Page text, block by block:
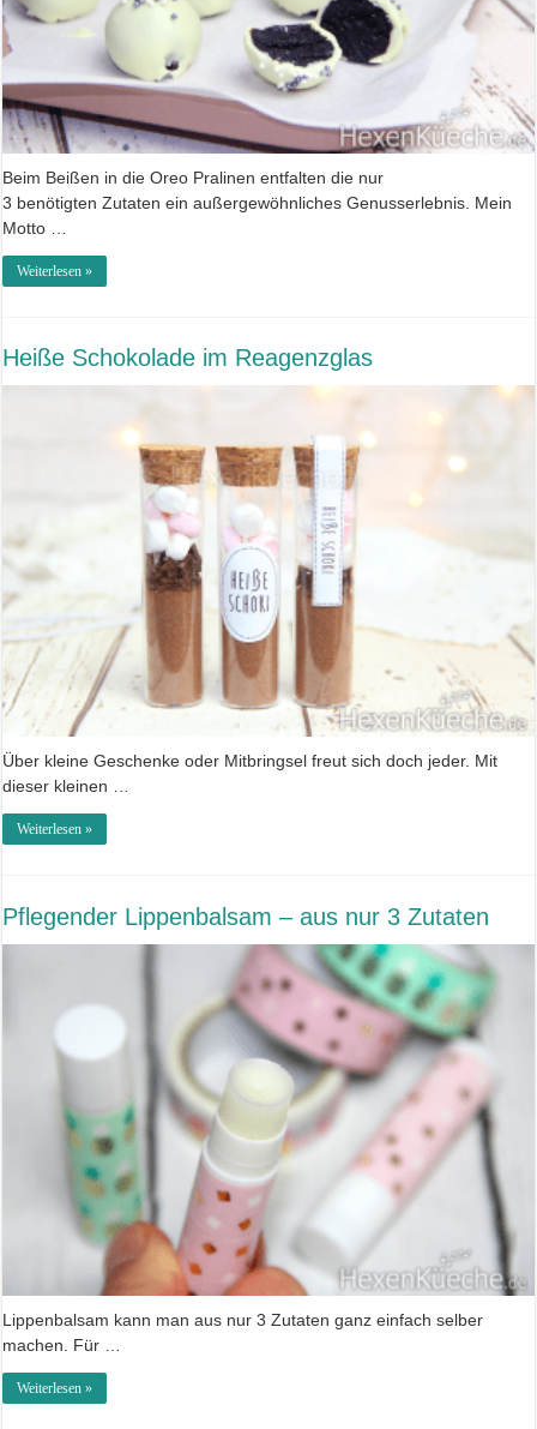
Beim Beißen in die Oreo Pralinen entfalten die nur
3 benötigten Zutaten ein außergewöhnliches Genusserlebnis. Mein
Motto …
Weiterlesen »
Heiße Schokolade im Reagenzglas
Über kleine Geschenke oder Mitbringsel freut sich doch jeder. Mit
dieser kleinen …
Weiterlesen »
Pflegender Lippenbalsam – aus nur 3 Zutaten
Lippenbalsam kann man aus nur 3 Zutaten ganz einfach selber
machen. Für …
Weiterlesen »